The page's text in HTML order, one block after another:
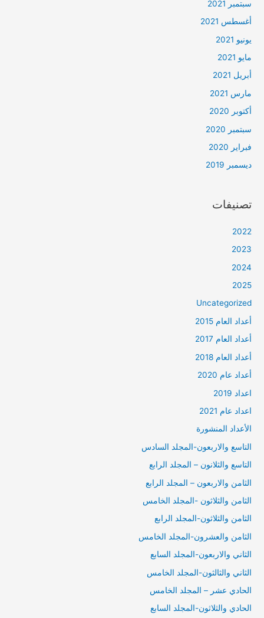
سبتمبر 2021
أغسطس 2021
يونيو 2021
مايو 2021
أبريل 2021
مارس 2021
أكتوبر 2020
سبتمبر 2020
فبراير 2020
ديسمبر 2019
تصنيفات
2022
2023
2024
2025
Uncategorized
أعداد العام 2015
أعداد العام 2017
أعداد العام 2018
أعداد عام 2020
اعداد 2019
اعداد عام 2021
الأعداد المنشورة
التاسع والاربعون-المجلد السادس
التاسع والثلانون – المجلد الرابع
الثامن والاربعون – المجلد الرابع
الثامن والثلاثون -المجلد الخامس
الثامن والثلاثون-المجلد الرابع
الثامن والعشرون-المجلد الخامس
الثاني والاربعون-المجلد السابع
الثاني والثالثون-المجلد الخامس
الحادي عشر – المجلد الخامس
الحادي والثلاثون-المجلد السابع